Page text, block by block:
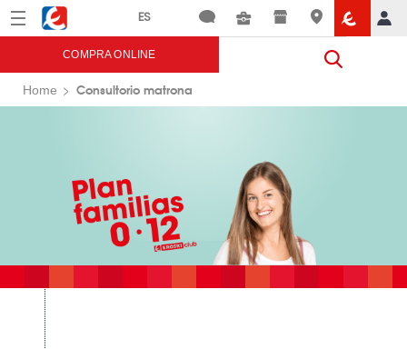
Menú Eroski
COMPRA ONLINE
Home Consultorio matrona